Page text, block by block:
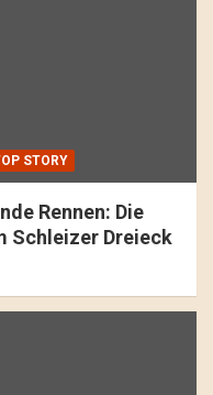
STORY
Rennen: Die
Schleizer Dreieck